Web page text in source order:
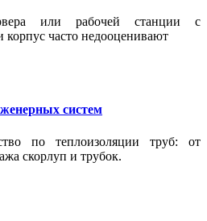
или рабочей станции с
корпус часто недооценивают
систем
по теплоизоляции труб: от
скорлуп и трубок.